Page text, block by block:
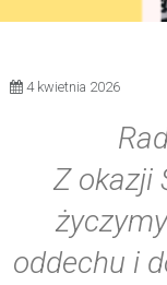
4 kwietnia 2026
Z okazji
oddechu i